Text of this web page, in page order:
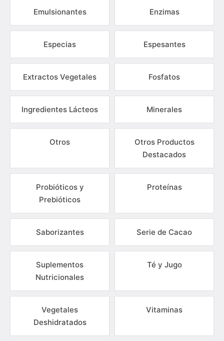
Emulsionantes Enzimas
Especias Espesantes
Extractos Vegetales Fosfatos
Ingredientes Lácteos Minerales
Otros
Otros Productos
Destacados
Probióticos y
Prebióticos
Proteínas
Saborizantes Serie de Cacao
Suplementos
Nutricionales
Té y Jugo
Vegetales
Deshidratados
Vitaminas